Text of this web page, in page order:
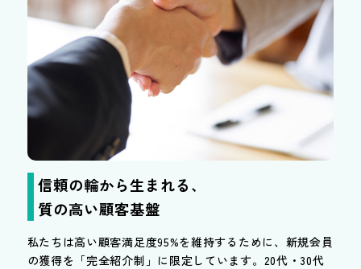
信頼の輪から生まれる、
質の高い顧客基盤
私たちは高い顧客満足度95%を維持するために、新規会員
の獲得を「完全紹介制」に限定しています。20代・30代